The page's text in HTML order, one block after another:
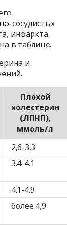
сосудистых
инфаркта.
​​в таблице.
и
Плохой
холестерин
(ЛПНП),
ммоль/л
2,6-3,3
3.4-4.1
4.1-4.9
более 4,9